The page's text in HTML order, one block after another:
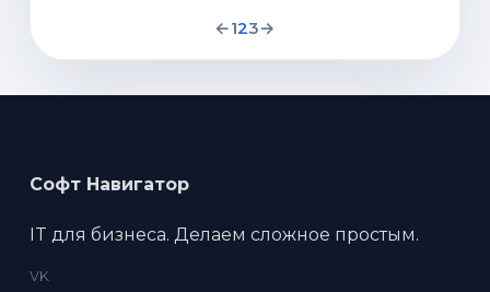
←123→
Софт Навигатор
IT для бизнеса. Делаем сложное простым.
VK